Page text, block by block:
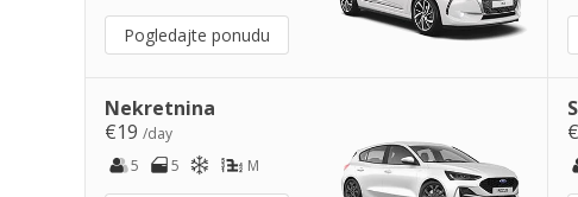
Pogledajte ponudu
Nekretnina
€19 /day
5
5 M